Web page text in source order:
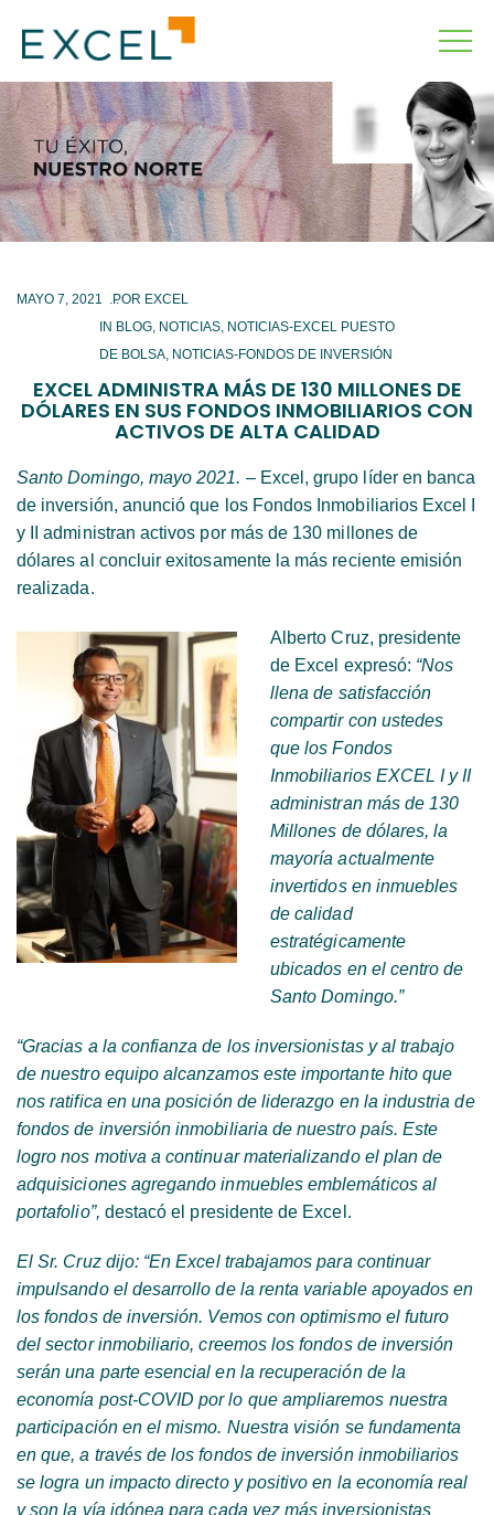
MAYO 7, 2021
IN BLOG, NOTICIAS, NOTICIAS-EXCEL PUESTO
DE BOLSA, NOTICIAS-FONDOS DE INVERSIÓN
EXCEL ADMINISTRA MÁS DE 130 MILLONES DE
DÓLARES EN SUS FONDOS INMOBILIARIOS CON
ACTIVOS DE ALTA CALIDAD
Santo Domingo, mayo 2021. – Excel, grupo líder en banca
de inversión, anunció que los Fondos Inmobiliarios Excel I
y II administran activos por más de 130 millones de
dólares al concluir exitosamente la más reciente emisión
realizada.
Alberto Cruz, presidente
de Excel expresó: “Nos
llena de satisfacción
compartir con ustedes
que los Fondos
Inmobiliarios EXCEL I y II
administran más de 130
Millones de dólares, la
mayoría actualmente
invertidos en inmuebles
de calidad
estratégicamente
ubicados en el centro de
Santo Domingo.”
“Gracias a la confianza de los inversionistas y al trabajo
de nuestro equipo alcanzamos este importante hito que
nos ratifica en una posición de liderazgo en la industria de
fondos de inversión inmobiliaria de nuestro país. Este
logro nos motiva a continuar materializando el plan de
adquisiciones agregando inmuebles emblemáticos al
portafolio”, destacó el presidente de Excel.
El Sr. Cruz dijo: “En Excel trabajamos para continuar
impulsando el desarrollo de la renta variable apoyados en
los fondos de inversión. Vemos con optimismo el futuro
del sector inmobiliario, creemos los fondos de inversión
serán una parte esencial en la recuperación de la
economía post-COVID por lo que ampliaremos nuestra
participación en el mismo. Nuestra visión se fundamenta
en que, a través de los fondos de inversión inmobiliarios
se logra un impacto directo y positivo en la economía real
y son la vía idónea para cada vez más inversionistas